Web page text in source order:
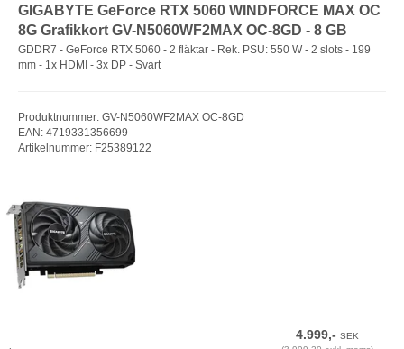
GIGABYTE GeForce RTX 5060 WINDFORCE MAX OC
8G Grafikkort GV-N5060WF2MAX OC-8GD - 8 GB
GDDR7 - GeForce RTX 5060 - 2 fläktar - Rek. PSU: 550 W - 2 slots - 199
mm - 1x HDMI - 3x DP - Svart
Produktnummer: GV-N5060WF2MAX OC-8GD
EAN: 4719331356699
Artikelnummer: F25389122
4.999,-SEK